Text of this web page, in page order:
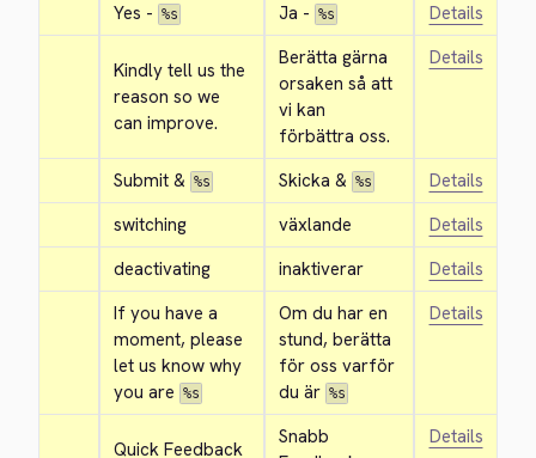
Yes - %s Ja - %s Details
Kindly tell us the
reason so we
can improve.
Berätta gärna
orsaken så att
vi kan
förbättra oss.
Details
Submit & %s Skicka & %s
Details
switching
växlande
Details
deactivating
inaktiverar
Details
If you have a
moment, please
let us know why
you are %s
Om du har en
stund, berätta
för oss varför
du är %s
Details
Quick Feedback
Snabb
Details